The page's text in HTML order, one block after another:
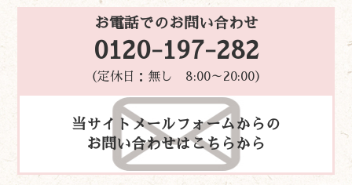
お電話でのお問い合わせ
0120-197-282
（定休日：無し 8:00～20:00）
当サイトメールフォームからの
お問い合わせはこちらから